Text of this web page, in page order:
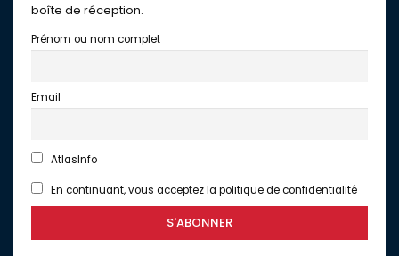
boîte de réception.
Prénom ou nom complet
Email
AtlasInfo
En continuant, vous acceptez la politique de confidentialité